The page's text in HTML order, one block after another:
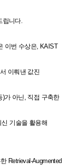
립니다.
이번 수상은, KAIST
이뤄낸 값진
)가 아닌, 직접 구축한
신 기술을 활용해
Retrieval-Augmented